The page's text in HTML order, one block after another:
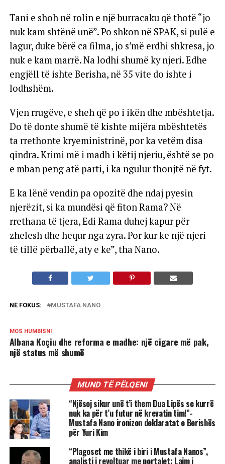
Tani e shoh në rolin e një burracaku që thotë “jo
nuk kam shtënë unë”. Po shkon në SPAK, si pulë e
lagur, duke bërë ca filma, jo s’më erdhi shkresa, jo
nuk e kam marrë. Na lodhi shumë ky njeri. Edhe
engjëll të ishte Berisha, në 35 vite do ishte i
lodhshëm.
Vjen rrugëve, e sheh që po i ikën dhe mbështetja.
Do të donte shumë të kishte mijëra mbështetës
ta rrethonte kryeministrinë, por ka vetëm disa
qindra. Krimi më i madh i këtij njeriu, është se po
e mban peng atë parti, i ka ngulur thonjtë në fyt.
E ka lënë vendin pa opozitë dhe ndaj pyesin
njerëzit, si ka mundësi që fiton Rama? Në
rrethana të tjera, Edi Rama duhej kapur për
zhelesh dhe hequr nga zyra. Por kur ke një njeri
të tillë përballë, aty e ke”, tha Nano.
NË FOKUS: MUSTAFA NANO
MOS HUMBISNI
Albana Koçiu dhe reforma e madhe: një cigare më pak,
një status më shumë
MUND TË PËLQENI
“Njësoj sikur unë t’i them Dua Lipës se kurrë
nuk ka për t’u futur në krevatin tim!”-
Mustafa Nano ironizon deklaratat e Berishës
për Yuri Kim
“Plagoset me thikë i biri i Mustafa Nanos”,
analisti i revoltuar me portalet: Lajm i